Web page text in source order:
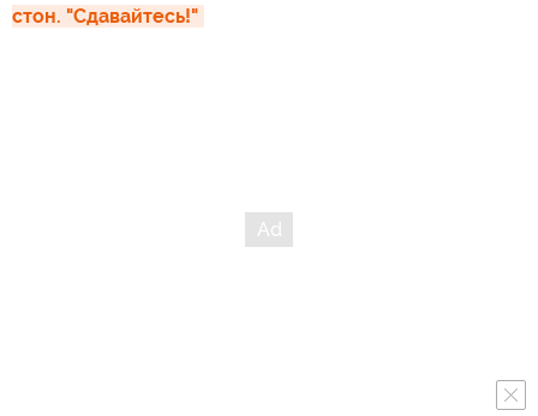
стон. "Сдавайтесь!"